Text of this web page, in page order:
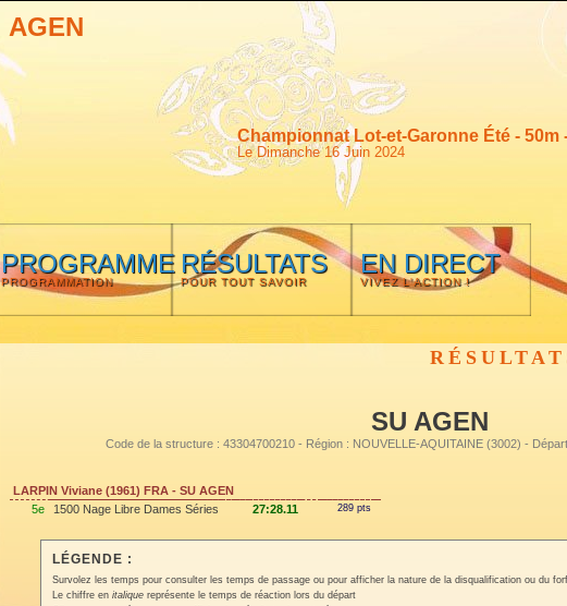
AGEN
Championnat Lot-et-Garonne Été - 50m
Le Dimanche 16 Juin 2024
PROGRAMME
PROGRAMMATION
RÉSULTATS
POUR TOUT SAVOIR
EN DIRECT
VIVEZ L'ACTION !
SU AGEN
Code de la structure : 43304700210 - Région : NOUVELLE-AQUITAINE (3002) -
LARPIN Viviane (1961) FRA - SU AGEN
5e
1500 Nage Libre Dames Séries 27:28.11 289 pts
LÉGENDE :
Survolez les temps pour consulter les temps de passage ou pour afficher la nature de la disqualification ou du
Le chiffre en italiquereprésente le temps de réaction lors du départ